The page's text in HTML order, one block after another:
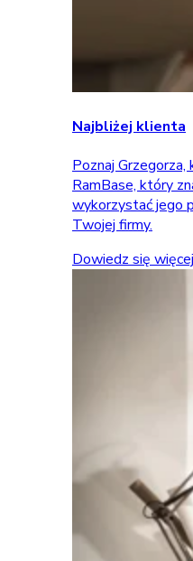
Najbliżej klienta
Poznaj
RamBase, który
wykorzystać jego
Twojej firmy.
Dowiedz się więcej